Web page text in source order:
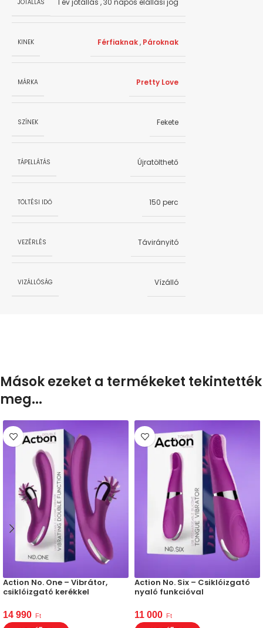
JÓTÁLLÁS 1 év jótállás ,30 napos elállási jog
KINEK Férfiaknak, Pároknak
MÁRKA Pretty Love
SZÍNEK Fekete
TÁPELLÁTÁS Újratölthető
TÖLTÉSI IDŐ 150 perc
VEZÉRLÉS Távirányitó
VIZÁLLÓSÁG Vízálló
Mások ezeket a termékeket tekintették
meg...
Action No. One – Vibrátor,
csiklóizgató kerékkel
14 990 Ft
Action No. Six – Csiklóizgató
nyaló funkcióval
11 000 Ft